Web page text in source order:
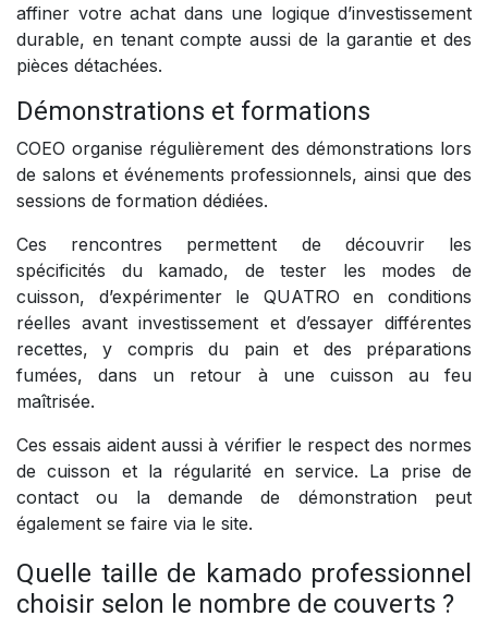
affiner votre achat dans une logique d’investissement
durable, en tenant compte aussi de la garantie et des
pièces détachées.
Démonstrations et formations
COEO organise régulièrement des démonstrations lors
de salons et événements professionnels, ainsi que des
sessions de formation dédiées.
Ces rencontres permettent de découvrir les
spécificités du kamado, de tester les modes de
cuisson, d’expérimenter le QUATRO en conditions
réelles avant investissement et d’essayer différentes
recettes, y compris du pain et des préparations
fumées, dans un retour à une cuisson au feu
maîtrisée.
Ces essais aident aussi à vérifier le respect des normes
de cuisson et la régularité en service. La prise de
contact ou la demande de démonstration peut
également se faire via le site.
Quelle taille de kamado professionnel
choisir selon le nombre de couverts ?